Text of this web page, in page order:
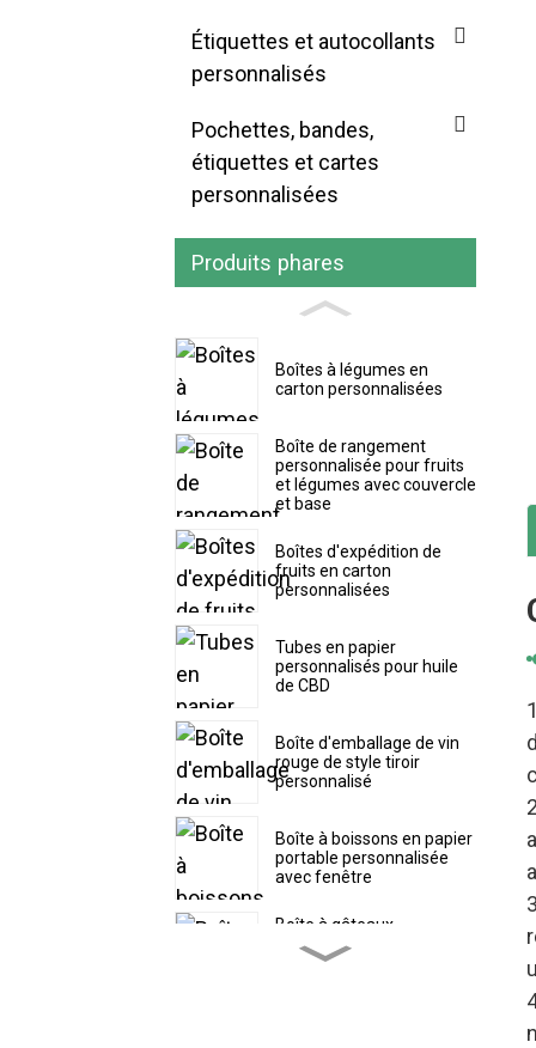
Étiquettes et autocollants
personnalisés
Pochettes, bandes,
étiquettes et cartes
personnalisées
Produits phares
Boîtes à légumes en
carton personnalisées
Boîte de rangement
personnalisée pour fruits
et légumes avec couvercle
et base
Boîtes d'expédition de
fruits en carton
personnalisées
Tubes en papier
personnalisés pour huile
de CBD
Boîte d'emballage de vin
rouge de style tiroir
personnalisé
Boîte à boissons en papier
portable personnalisée
avec fenêtre
Boîte à gâteaux
personnalisée avec
couvercle supérieur